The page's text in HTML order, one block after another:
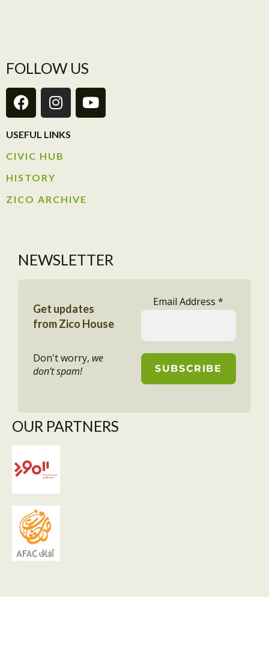
FOLLOW US
USEFUL LINKS
CIVIC HUB​
HISTORY​
ZICO ARCHIVE
NEWSLETTER
Get updates
from Zico House
Don't worry, we
don’t spam!
Email Address*
OUR PARTNERS